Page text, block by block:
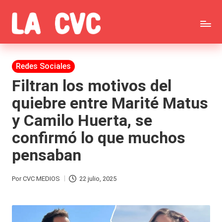
Saltar
al
contenido
C
o
p
u
c
h
a
s
y
Todas
las
noticias
de
la
farándula,
Realitys,
Tierra
Gran
Publicada
en
Redes Sociales
Filtran los motivos del
quiebre entre Marité Matus
y Camilo Huerta, se
confirmó lo que muchos
pensaban
Publicado
PorCVC MEDIOS 22 julio, 2025